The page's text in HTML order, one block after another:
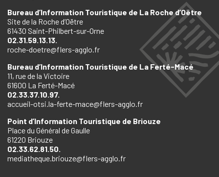
Bureau d’Information Touristique de La Roche d’Oëtre
Site de la Roche d’Oëtre
61430 Saint-Philbert-sur-Orne
02.31.59.13.13.
roche-doetre@flers-agglo.fr
Bureau d’Information Touristique de La Ferté-Macé
11, rue de la Victoire
61600 La Ferté-Macé
02.33.37.10.97.
accueil-otsi.la-ferte-mace@flers-agglo.fr
Point d’Information Touristique de Briouze
Place du Général de Gaulle
61220 Briouze
02.33.62.81.50.
mediatheque.briouze@flers-agglo.fr